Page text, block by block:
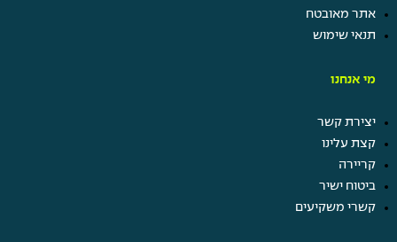
אתר מאובטח
תנאי שימוש
מי אנחנו
יצירת קשר
קצת עלינו
קריירה
ביטוח ישיר
קשרי משקיעים